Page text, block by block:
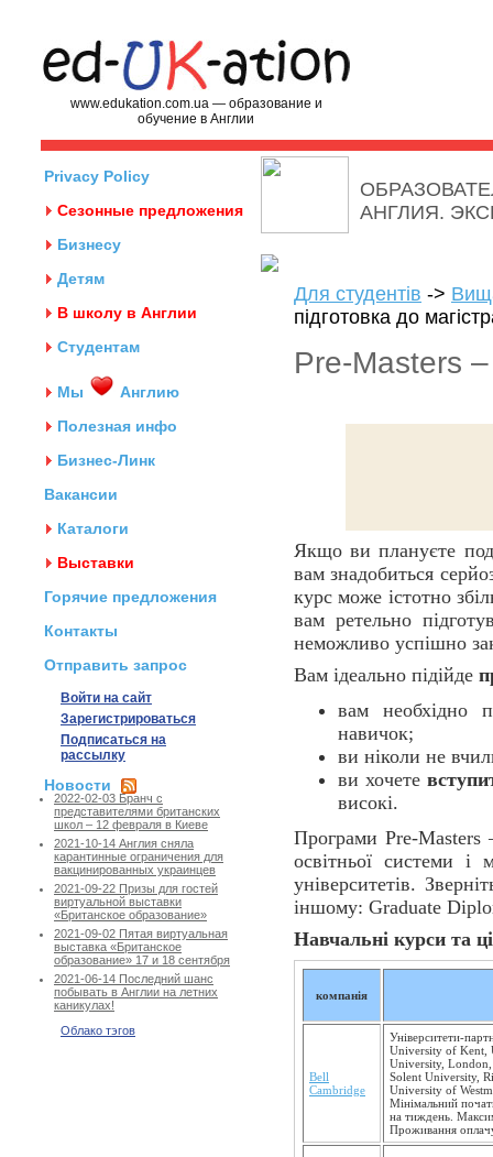
www.edukation.com.ua — образование и
обучение в Англии
Privacy Policy
Сезонные предложения
Бизнесу
Детям
В школу в Англии
Студентам
Мы
Англию
Полезная инфо
Бизнес-Линк
Вакансии
Каталоги
Выставки
Горячие предложения
Контакты
Отправить запрос
Войти на сайт
Зарегистрироваться
Подписаться на
рассылку
Новости
2022-02-03 Бранч с
представителями британских
школ – 12 февраля в Киеве
2021-10-14 Англия сняла
карантинные ограничения для
вакцинированных украинцев
2021-09-22 Призы для гостей
виртуальной выставки
«Британское образование»
2021-09-02 Пятая виртуальная
выставка «Британское
образование» 17 и 18 сентября
2021-06-14 Последний шанс
побывать в Англии на летних
каникулах!
Облако тэгов
АНГЛИЯ.
Для студентів ->
підготовка до
Pre-Masters –
Якщо ви плануєте
вам знадобиться
курс може істотно
вам ретельно
неможливо успішно
Вам ідеально підійде
вам необхідно
навичок;
ви ніколи не
ви хочете
високі.
Програми Pre-Masters
освітньої системи і
університетів.
іншому: Graduate
Навчальні курси та
компанія
Bell
Cambridge
Університети-
University of Kent,
University,
Solent University,
University of
Мінімальний
на тиждень.
Проживання